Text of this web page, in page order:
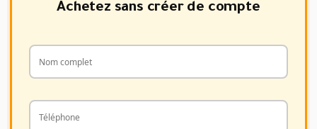
Achetez sans créer de compte